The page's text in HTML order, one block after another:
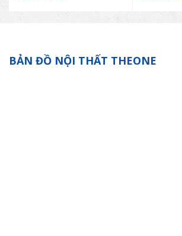
BẢN ĐỒ NỘI THẤT THEONE